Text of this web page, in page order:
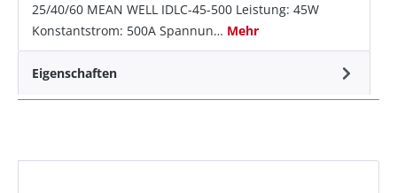
25/40/60 MEAN WELL IDLC-45-500 Leistung: 45W
Konstantstrom: 500A Spannun… Mehr
Eigenschaften